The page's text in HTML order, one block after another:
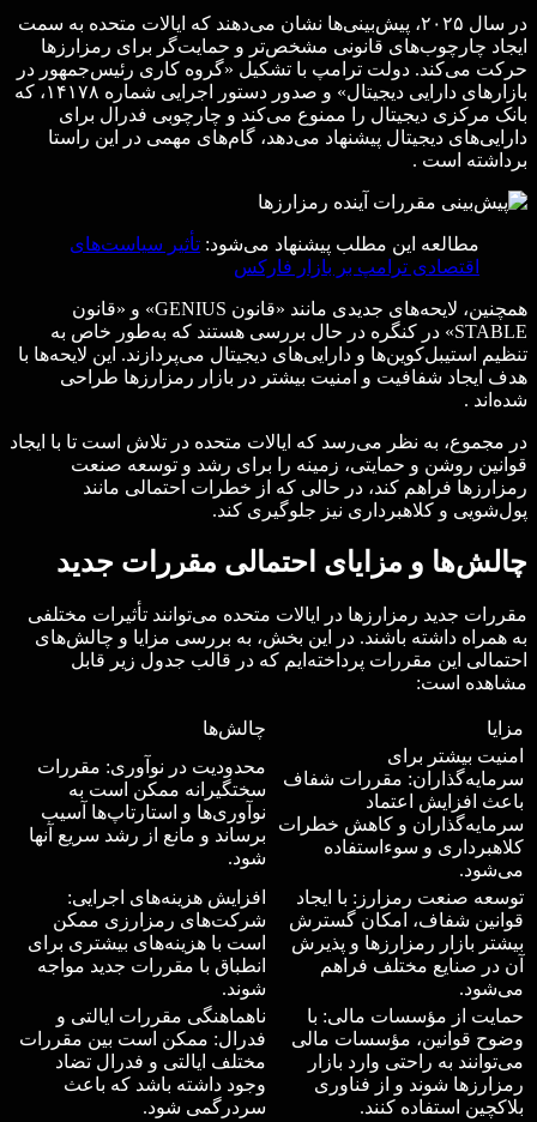
در سال ۲۰۲۵، پیش‌بینی‌ها نشان می‌دهند که ایالات متحده به سمت
ایجاد چارچوب‌های قانونی مشخص‌تر و حمایت‌گر برای رمزارزها
حرکت می‌کند. دولت ترامپ با تشکیل «گروه کاری رئیس‌جمهور در
بازارهای دارایی دیجیتال» و صدور دستور اجرایی شماره ۱۴۱۷۸، که
بانک مرکزی دیجیتال را ممنوع می‌کند و چارچوبی فدرال برای
دارایی‌های دیجیتال پیشنهاد می‌دهد، گام‌های مهمی در این راستا
برداشته است .​
مطالعه این مطلب پیشنهاد می‌شود: تأثیر سیاست‌های
اقتصادی ترامپ بر بازار فارکس
همچنین، لایحه‌های جدیدی مانند «قانون GENIUS» و «قانون
STABLE» در کنگره در حال بررسی هستند که به‌طور خاص به
تنظیم استیبل‌کوین‌ها و دارایی‌های دیجیتال می‌پردازند. این لایحه‌ها با
هدف ایجاد شفافیت و امنیت بیشتر در بازار رمزارزها طراحی
شده‌اند .​
در مجموع، به نظر می‌رسد که ایالات متحده در تلاش است تا با ایجاد
قوانین روشن و حمایتی، زمینه را برای رشد و توسعه صنعت
رمزارزها فراهم کند، در حالی که از خطرات احتمالی مانند
پول‌شویی و کلاهبرداری نیز جلوگیری کند.​
چالش‌ها و مزایای احتمالی مقررات جدید
مقررات جدید رمزارزها در ایالات متحده می‌توانند تأثیرات مختلفی
به همراه داشته باشند. در این بخش، به بررسی مزایا و چالش‌های
احتمالی این مقررات پرداخته‌ایم که در قالب جدول زیر قابل
مشاهده است:
مزایا
چالش‌ها
امنیت بیشتر برای
سرمایه‌گذاران: مقررات شفاف
باعث افزایش اعتماد
سرمایه‌گذاران و کاهش خطرات
کلاهبرداری و سوءاستفاده
می‌شود.
محدودیت در نوآوری: مقررات
سختگیرانه ممکن است به
نوآوری‌ها و استارتاپ‌ها آسیب
برساند و مانع از رشد سریع آنها
شود.
توسعه صنعت رمزارز: با ایجاد
قوانین شفاف، امکان گسترش
بیشتر بازار رمزارزها و پذیرش
آن در صنایع مختلف فراهم
می‌شود.
افزایش هزینه‌های اجرایی:
شرکت‌های رمزارزی ممکن
است با هزینه‌های بیشتری برای
انطباق با مقررات جدید مواجه
شوند.
حمایت از مؤسسات مالی: با
وضوح قوانین، مؤسسات مالی
می‌توانند به راحتی وارد بازار
رمزارزها شوند و از فناوری
بلاکچین استفاده کنند.
ناهماهنگی مقررات ایالتی و
فدرال: ممکن است بین مقررات
مختلف ایالتی و فدرال تضاد
وجود داشته باشد که باعث
سردرگمی شود.